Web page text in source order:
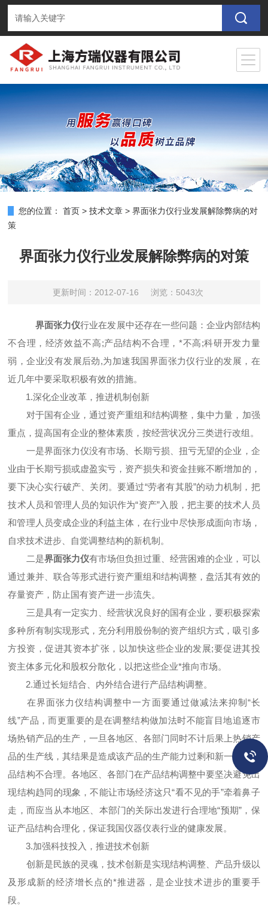
您的位置： 首页 >技术文章 >界面张力仪行业发展解除弊病的对
策
界面张力仪行业发展解除弊病的对策
更新时间：2012-07-16 浏览：5043次
界面张力仪行业在发展中还存在一些问题：企业内部结构
不合理，经济效益不高;产品结构不合理，*不高;科研开发力量
弱，企业没有发展后劲,为加速我国界面张力仪行业的发展，在
近几年中要采取积极有效的措施。
1.深化企业改革，推进机制创新
对于国有企业，通过资产重组和结构调整，集中力量，加强
重点，提高国有企业的整体素质，按经营状况分三类进行改组。
一是界面张力仪没有市场、长期亏损、扭亏无望的企业，企
业由于长期亏损或虚盈实亏，资产损失和资金挂账不断增加的，
要下决心实行破产、关闭。要通过“劳者有其股”的动力机制，把
技术人员和管理人员的知识作为“资产”入股，把主要的技术人员
和管理人员变成企业的利益主体，在行业中尽快形成面向市场，
自求技术进步、自觉调整结构的新机制。
二是界面张力仪有市场但负担过重、经营困难的企业，可以
通过兼并、联合等形式进行资产重组和结构调整，盘活其有效的
存量资产，防止国有资产进一步流失。
三是具有一定实力、经营状况良好的国有企业，要积极探索
多种所有制实现形式，充分利用股份制的资产组织方式，吸引多
方投资，促进其资本扩张，以加快这些企业的发展;要促进其投
资主体多元化和股权分散化，以把这些企业*推向市场。
2.通过长短结合、内外结合进行产品结构调整。
在界面张力仪结构调整中一方面要通过做减法来抑制“长
线”产品，而更重要的是在调整结构做加法时不能盲目地追逐市
场热销产品的生产，一旦各地区、各部门同时不计后果上热销产
品的生产线，其结果是造成该产品的生产能力过剩和新一轮的产
品结构不合理。各地区、各部门在产品结构调整中要坚决避免出
现结构趋同的现象，不能让市场经济这只“看不见的手”牵着鼻子
走，而应当从本地区、本部门的关际出发进行合理地“预期”，保
证产品结构合理化，保证我国仪器仪表行业的健康发展。
3.加强科技投入，推进技术创新
创新是民族的灵魂，技术创新是实现结构调整、产品升级以
及形成新的经济增长点的*推进器，是企业技术进步的重要手
段。